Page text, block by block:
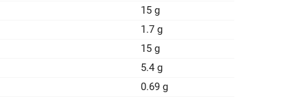
15 g
1.7 g
15 g
5.4 g
0.69 g